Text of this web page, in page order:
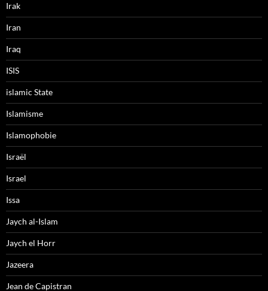
Irak
Iran
Iraq
ISIS
islamic State
Islamisme
Islamophobie
Israël
Israel
Issa
Jaych al-Islam
Jaych el Horr
Jazeera
Jean de Capistran